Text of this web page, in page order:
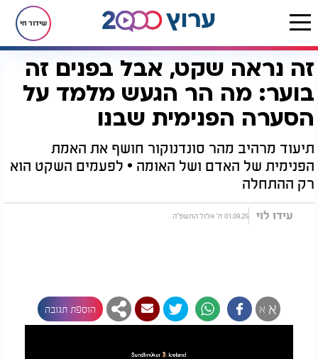
שידור חי
דף הבית יהדות נפלאות הבריאה זה נראה שקט, אבל בפנים זה בוער: מה הר הגעש מלמד על הסערה הפנימית שבנו
זה נראה שקט, אבל בפנים זה
בוער: מה הר הגעש מלמד על
הסערה הפנימית שבנו
תיעוד מרהיב מהר סונדנוקור חושף את האמת
הפנימית של האדם ושל האומה • לפעמים השקט הוא
רק ההתחלה
עידו לוי 01.09.25 ח' אלול התשפ"ה
א א הוספת תגובה